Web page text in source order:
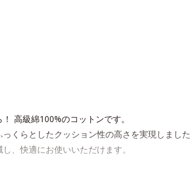
高級綿100%のコットンです。
くらとしたクッション性の高さを実現しまし
、快適にお使いいただけます。